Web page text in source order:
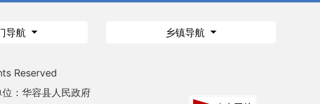
导航 乡镇导航
Reserved
位：华容县人民政府